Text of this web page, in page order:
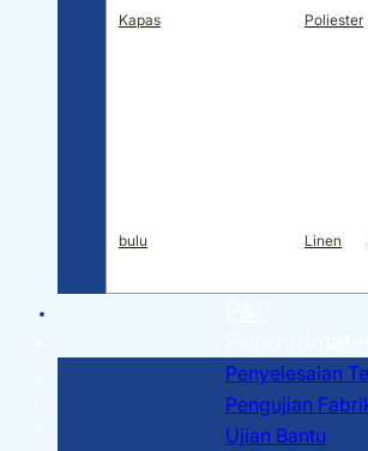
Kapas Poliester
bulu Linen
Penyelesaian
Pengujian
Ujian Bantu